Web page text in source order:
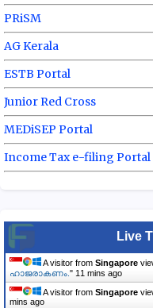
PRiSM
AG Kerala
ESTB Portal
Junior Red Cross
MEDiSEP Portal
Income Tax e-filing Portal
Live
A visitor from Singapore
ഹാജരാകണം. " 11 mins ago
A visitor from Singapore
mins ago